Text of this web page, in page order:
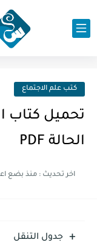
كتب علم الاجتماع
تحميل كتاب
الحالة PDF
اخر تحديث :منذ بضع
جدول التنقل